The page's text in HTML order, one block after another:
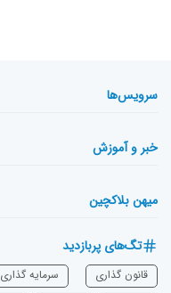
سرویس‌ها
خبر و آموزش
میهن بلاکچین
تگ‌های پربازدید
قانون گذاری سرمایه‌ گذاری